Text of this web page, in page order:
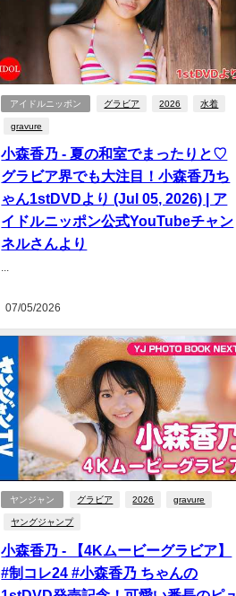
アイドルニッポン グラビア 2026 水着
gravure
小森香乃 - 夏の和室でまったりと♡
グラビア界でも大注目！小森香乃ち
ゃん1stDVDより (Jul 05, 2026) | ア
イドルニッポン公式YouTubeチャン
ネルさんより
07/05/2026
ヤンジャン グラビア 2026 gravure
ヤングジャンプ
小森香乃 - 【4Kムービーグラビア】
#制コレ24 #小森香乃 ちゃんの